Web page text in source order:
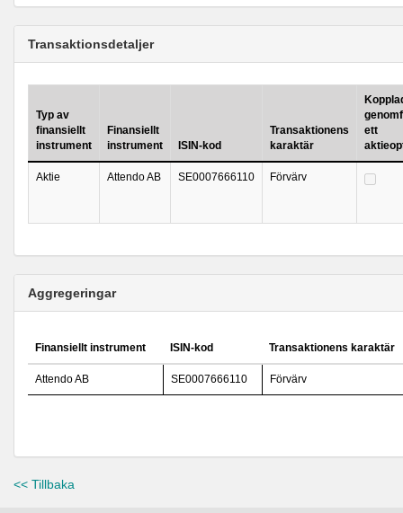
Transaktionsdetaljer
Typ av
finansiellt
instrument
Finansiellt
instrument
ISIN-kod
Transaktionens
karaktär
ett
Aktie Attendo AB SE0007666110 Förvärv
Aggregeringar
Finansiellt instrument ISIN-kod Transaktionens karaktär
Attendo AB SE0007666110 Förvärv
<< Tillbaka